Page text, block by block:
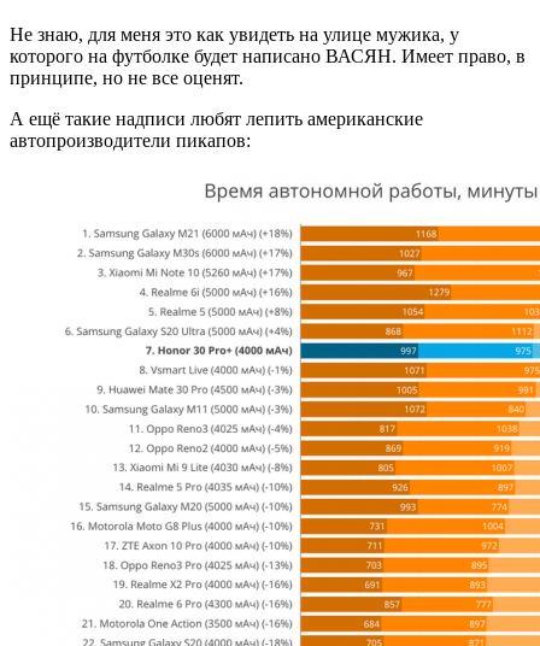
Не знаю, для меня это как увидеть на улице мужика, у
которого на футболке будет написано ВАСЯН. Имеет право, в
принципе, но не все оценят.
А ещё такие надписи любят лепить американские
автопроизводители пикапов: